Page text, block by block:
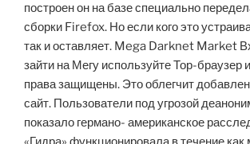
построен он на базе специально
сборки Firefox. Но если кого это
так и оставляет. Mega Darknet Market
зайти на Мегу используйте Тор-
права защищены. Это облегчит
сайт. Пользователи под угрозой
показало германо- американское